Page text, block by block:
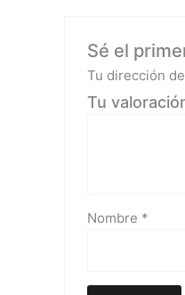
Sé el
Tu dirección
Tu
Nombre *